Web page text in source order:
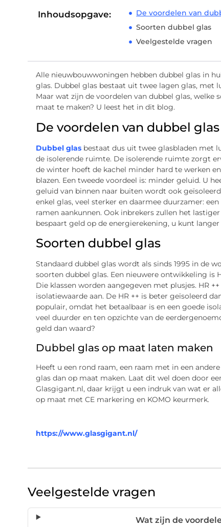
Inhoudsopgave:
De voordelen van
Soorten dubbel glas
Veelgestelde vragen
Alle nieuwbouwwoningen hebben dubbel glas in
glas. Dubbel glas bestaat uit twee lagen glas, met
Maar wat zijn de voordelen van dubbel glas,
maat te maken? U leest het in dit blog.
De voordelen van dubbel glas
Dubbel glasbestaat dus uit twee glasbladen met
de isolerende ruimte. De isolerende ruimte zorgt
de winter hoeft de kachel minder hard te werken
blazen. Een tweede voordeel is: minder geluid. U
geluid van binnen naar buiten wordt ook
enkel glas, veel sterker en daarmee duurzamer:
ramen aankunnen. Ook inbrekers zullen het
bespaart geld op de energierekening, u kunt
Soorten dubbel glas
Standaard dubbel glas wordt als sinds 1995 in de
soorten dubbel glas. Een nieuwere ontwikkeling is
Die klassen worden aangegeven met plusjes. HR
isolatiewaarde aan. De HR ++ is beter geïsoleerd
populair, omdat het betaalbaar is en een goede
veel duurder en ten opzichte van de
geld dan waard?
Dubbel glas op maat laten maken
Heeft u een rond raam, een raam met in een
glas dan op maat maken. Laat dit wel doen door
Glasgigant.nl, daar krijgt u een indruk van wat er
op maat met CE markering en KOMO keurmerk.
https://www.glasgigant.nl/
Veelgestelde vragen
Wat zijn de